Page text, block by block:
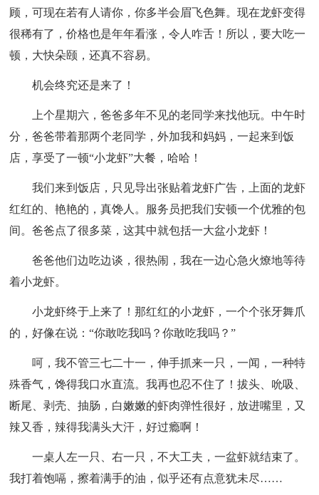
顾，可现在若有人请你，你多半会眉飞色舞。现在龙虾变得
很稀有了，价格也是年年看涨，令人咋舌！所以，要大吃一
顿，大快朵颐，还真不容易。
机会终究还是来了！
上个星期六，爸爸多年不见的老同学来找他玩。中午时
分，爸爸带着那两个老同学，外加我和妈妈，一起来到饭
店，享受了一顿“小龙虾”大餐，哈哈！
我们来到饭店，只见导出张贴着龙虾广告，上面的龙虾
红红的、艳艳的，真馋人。服务员把我们安顿一个优雅的包
间。爸爸点了很多菜，这其中就包括一大盆小龙虾！
爸爸他们边吃边谈，很热闹，我在一边心急火燎地等待
着小龙虾。
小龙虾终于上来了！那红红的小龙虾，一个个张牙舞爪
的，好像在说：“你敢吃我吗？你敢吃我吗？”
呵，我不管三七二十一，伸手抓来一只，一闻，一种特
殊香气，馋得我口水直流。我再也忍不住了！拔头、吮吸、
断尾、剥壳、抽肠，白嫩嫩的虾肉弹性很好，放进嘴里，又
辣又香，辣得我满头大汗，好过瘾啊！
一桌人左一只、右一只，不大工夫，一盆虾就结束了。
我打着饱嗝，擦着满手的油，似乎还有点意犹未尽……